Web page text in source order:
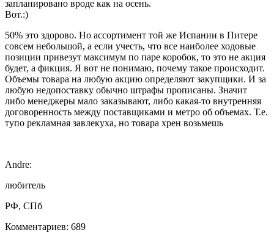
запланировано вроде как на осень.
Вот.:)
50% это здорово. Но ассортимент той же Испании в Питере
совсем небольшой, а если учесть, что все наиболее ходовые
позиции привезут максимум по паре коробок, то это не акция
будет, а фикция. Я вот не понимаю, почему такое происходит.
Объемы товара на любую акцию определяют закупщики. И за
любую недопоставку обычно штрафы прописаны. Значит
либо менеджеры мало заказывают, либо какая-то внутренняя
договоренность между поставщиками и метро об объемах. Т.е.
тупо рекламная завлекуха, но товара хрен возьмешь
Andre:
любитель
РФ, СПб
Комментариев: 689